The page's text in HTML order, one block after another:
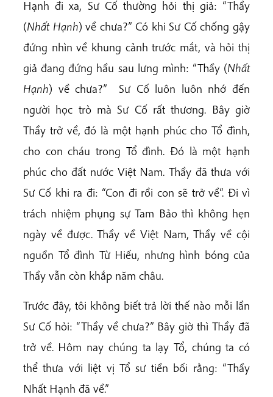
Hạnh đi xa, Sư Cố thường hỏi thị giả: “Thầy
(Nhất Hạnh) về chưa?” Có khi Sư Cố chống gậy
đứng nhìn về khung cảnh trước mắt, và hỏi thị
giả đang đứng hầu sau lưng mình: “Thầy (Nhất
Hạnh) về chưa?” Sư Cố luôn luôn nhớ đến
người học trò mà Sư Cố rất thương. Bây giờ
Thầy trở về, đó là một hạnh phúc cho Tổ đình,
cho con cháu trong Tổ đình. Đó là một hạnh
phúc cho đất nước Việt Nam. Thầy đã thưa với
Sư Cố khi ra đi: “Con đi rồi con sẽ trở về“. Đi vì
trách nhiệm phụng sự Tam Bảo thì không hẹn
ngày về được. Thầy về Việt Nam, Thầy về cội
nguồn Tổ đình Từ Hiếu, nhưng hình bóng của
Thầy vẫn còn khắp năm châu.
Trước đây, tôi không biết trả lời thế nào mỗi lần
Sư Cố hỏi: “Thầy về chưa?” Bây giờ thì Thầy đã
trở về. Hôm nay chúng ta lạy Tổ, chúng ta có
thể thưa với liệt vị Tổ sư tiền bối rằng: “Thầy
Nhất Hạnh đã về.”